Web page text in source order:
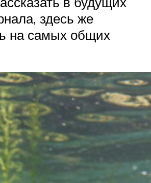
здесь же
на самых общих